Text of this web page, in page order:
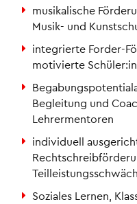
musikalische
Musik- und
integrierte Forder-
motivierte
Begleitung und
Lehrermentoren
individuell
Soziales Lernen,